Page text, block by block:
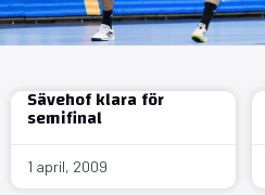
Sävehof klara för
semifinal
1 april, 2009